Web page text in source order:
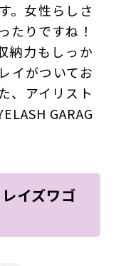
。女性らしさ
たりですね！
納力もしっか
イがついてお
、アイリスト
GARAG
イズワゴ